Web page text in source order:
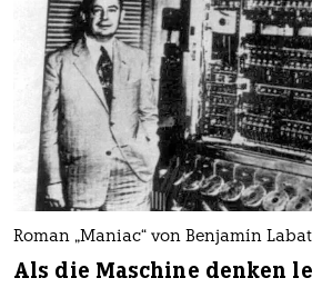
Roman „Maniac“ von Benjamín
Als die Maschine denken